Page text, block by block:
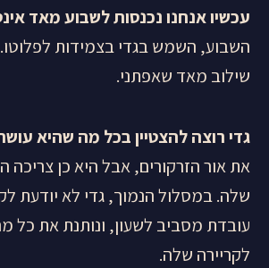
עכשיו אנחנו נכנסות לשבוע מאד
השבוע, השמש בגדי בצמידות לפלוטו.
שילוב מאד שאפתני.
גדי רוצה להצטיין בכל מה שהיא
את אור הזרקורים, אבל היא כן
שלה. במסלול הנמוך, גדי לא יודעת
עובדת מסביב לשעון, ונותנת את כל
לקריירה שלה.